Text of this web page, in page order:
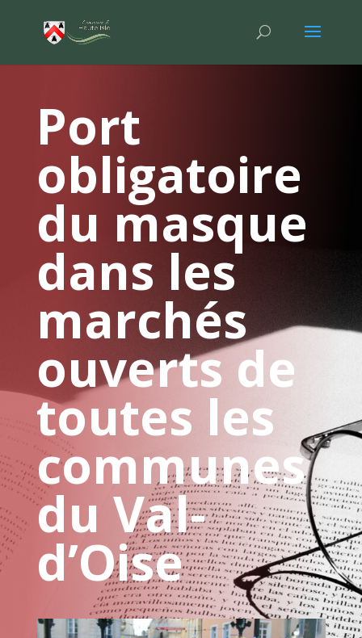
Port
obligatoire
du masque
dans les
marchés
ouverts de
toutes les
communes
du Val-
d’Oise